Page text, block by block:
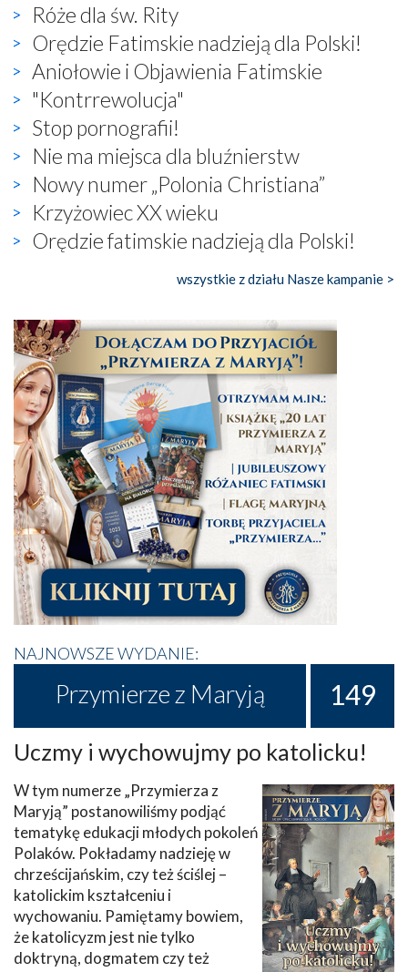
Róże dla św. Rity
Orędzie Fatimskie nadzieją dla Polski!
Aniołowie i Objawienia Fatimskie
"Kontrrewolucja"
Stop pornografii!
Nie ma miejsca dla bluźnierstw
Nowy numer „Polonia Christiana”
Krzyżowiec XX wieku
Orędzie fatimskie nadzieją dla Polski!
wszystkie z działu Nasze kampanie >
NAJNOWSZE WYDANIE:
Przymierze z Maryją 149
Uczmy i wychowujmy po katolicku!
W tym numerze „Przymierza z
Maryją” postanowiliśmy podjąć
tematykę edukacji młodych pokoleń
Polaków. Pokładamy nadzieję w
chrześcijańskim, czy też ściślej –
katolickim kształceniu i
wychowaniu. Pamiętamy bowiem,
że katolicyzm jest nie tylko
doktryną, dogmatem czy też